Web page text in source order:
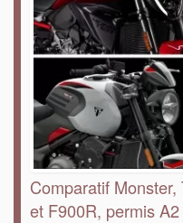
Comparatif
et F900R, permis A2